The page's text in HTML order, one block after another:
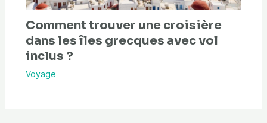
Comment trouver une croisière
dans les îles grecques avec vol
inclus ?
Voyage